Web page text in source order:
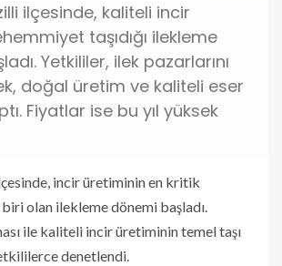
ilçesinde, kaliteli incir
taşıdığı ilekleme
Yetkililer, ilek pazarlarını
doğal üretim ve kaliteli eser
Fiyatlar ise bu yıl yüksek
incir üretiminin en kritik
olan ilekleme dönemi başladı.
ile kaliteli incir üretiminin temel taşı
denetlendi.